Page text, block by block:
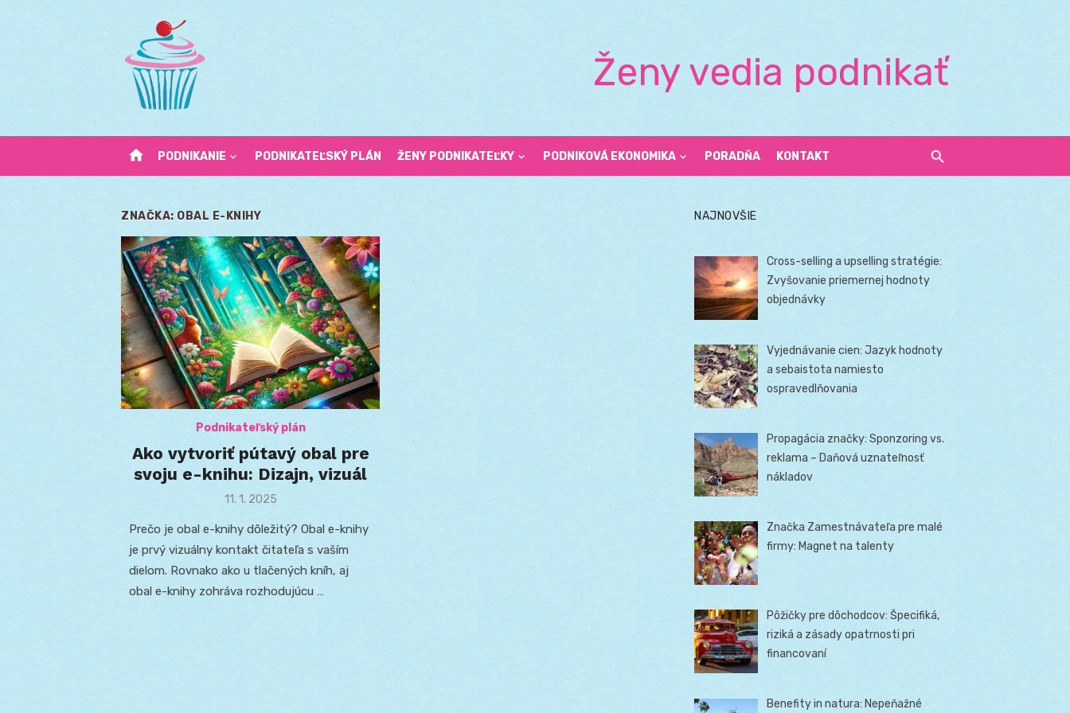
Ženy vedia podnikať
home PODNIKANIE PODNIKATEĽSKÝ PLÁN ŽENY PODNIKATEĽKY PODNIKOVÁ EKONOMIKA PORADŇA KONTAKT
ZNAČKA: OBAL E-KNIHY
Podnikateľský plán
Ako vytvoriť pútavý obal pre
svoju e-knihu: Dizajn, vizuál
Posted
11. 1. 2025
Prečo je obal e-knihy dôležitý? Obal e-knihy
je prvý vizuálny kontakt čitateľa s vaším
dielom. Rovnako ako u tlačených kníh, aj
obal e-knihy zohráva rozhodujúcu …
NAJNOVŠIE
Cross-selling a upselling stratégie:
Zvyšovanie priemernej hodnoty
objednávky
Vyjednávanie cien: Jazyk hodnoty
a sebaistota namiesto
ospravedlňovania
Propagácia značky: Sponzoring vs.
reklama – Daňová uznateľnosť
nákladov
Značka Zamestnávateľa pre malé
firmy: Magnet na talenty
Pôžičky pre dôchodcov: Špecifiká,
riziká a zásady opatrnosti pri
financovaní
Benefity in natura: Nepeňažné